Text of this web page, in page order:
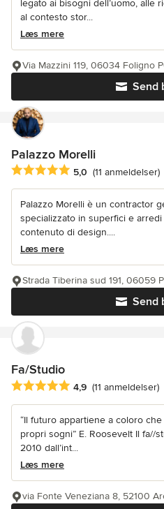
legato ai bisogni dell’uomo, alle
al contesto stor...
Læs mere
Send
Via Mazzini 119, 06034 Foligno
Palazzo Morelli
Gennemsnitlig bedømmelse: 5
5,0 (11 anmeldelser)
Palazzo Morelli è un contractor
specializzato in superfici e
contenuto di design....
Læs mere
Send
Strada Tiberina sud 191, 06059
Fa/Studio
Gennemsnitlig bedømmelse:
4,9 (11 anmeldelser)
“Il futuro appartiene a coloro
propri sogni” E. Roosevelt Il fa//
2010 dall’int...
Læs mere
via Fonte Veneziana 8, 52100